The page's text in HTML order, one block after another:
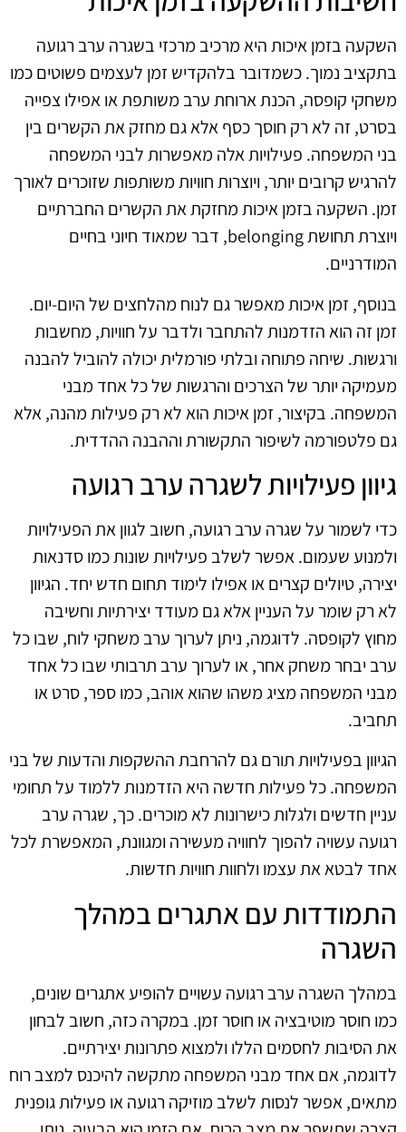
השקעה בזמן איכות היא מרכיב מרכזי בשגרה ערב רגועה
בתקציב נמוך. כשמדובר בלהקדיש זמן לעצמים פשוטים כמו
משחקי קופסה, הכנת ארוחת ערב משותפת או אפילו צפייה
בסרט, זה לא רק חוסך כסף אלא גם מחזק את הקשרים בין
בני המשפחה. פעילויות אלה מאפשרות לבני המשפחה
להרגיש קרובים יותר, ויוצרות חוויות משותפות שזוכרים לאורך
זמן. השקעה בזמן איכות מחזקת את הקשרים החברתיים
ויוצרת תחושת belonging, דבר שמאוד חיוני בחיים
המודרניים.
בנוסף, זמן איכות מאפשר גם לנוח מהלחצים של היום-יום.
זמן זה הוא הזדמנות להתחבר ולדבר על חוויות, מחשבות
ורגשות. שיחה פתוחה ובלתי פורמלית יכולה להוביל להבנה
מעמיקה יותר של הצרכים והרגשות של כל אחד מבני
המשפחה. בקיצור, זמן איכות הוא לא רק פעילות מהנה, אלא
גם פלטפורמה לשיפור התקשורת וההבנה ההדדית.
גיוון פעילויות לשגרה ערב רגועה
כדי לשמור על שגרה ערב רגועה, חשוב לגוון את הפעילויות
ולמנוע שעמום. אפשר לשלב פעילויות שונות כמו סדנאות
יצירה, טיולים קצרים או אפילו לימוד תחום חדש יחד. הגיוון
לא רק שומר על העניין אלא גם מעודד יצירתיות וחשיבה
מחוץ לקופסה. לדוגמה, ניתן לערוך ערב משחקי לוח, שבו כל
ערב יבחר משחק אחר, או לערוך ערב תרבותי שבו כל אחד
מבני המשפחה מציג משהו שהוא אוהב, כמו ספר, סרט או
תחביב.
הגיוון בפעילויות תורם גם להרחבת ההשקפות והדעות של בני
המשפחה. כל פעילות חדשה היא הזדמנות ללמוד על תחומי
עניין חדשים ולגלות כישרונות לא מוכרים. כך, שגרה ערב
רגועה עשויה להפוך לחוויה מעשירה ומגוונת, המאפשרת לכל
אחד לבטא את עצמו ולחוות חוויות חדשות.
התמודדות עם אתגרים במהלך
השגרה
במהלך השגרה ערב רגועה עשויים להופיע אתגרים שונים,
כמו חוסר מוטיבציה או חוסר זמן. במקרה כזה, חשוב לבחון
את הסיבות לחסמים הללו ולמצוא פתרונות יצירתיים.
לדוגמה, אם אחד מבני המשפחה מתקשה להיכנס למצב רוח
מתאים, אפשר לנסות לשלב מוזיקה רגועה או פעילות גופנית